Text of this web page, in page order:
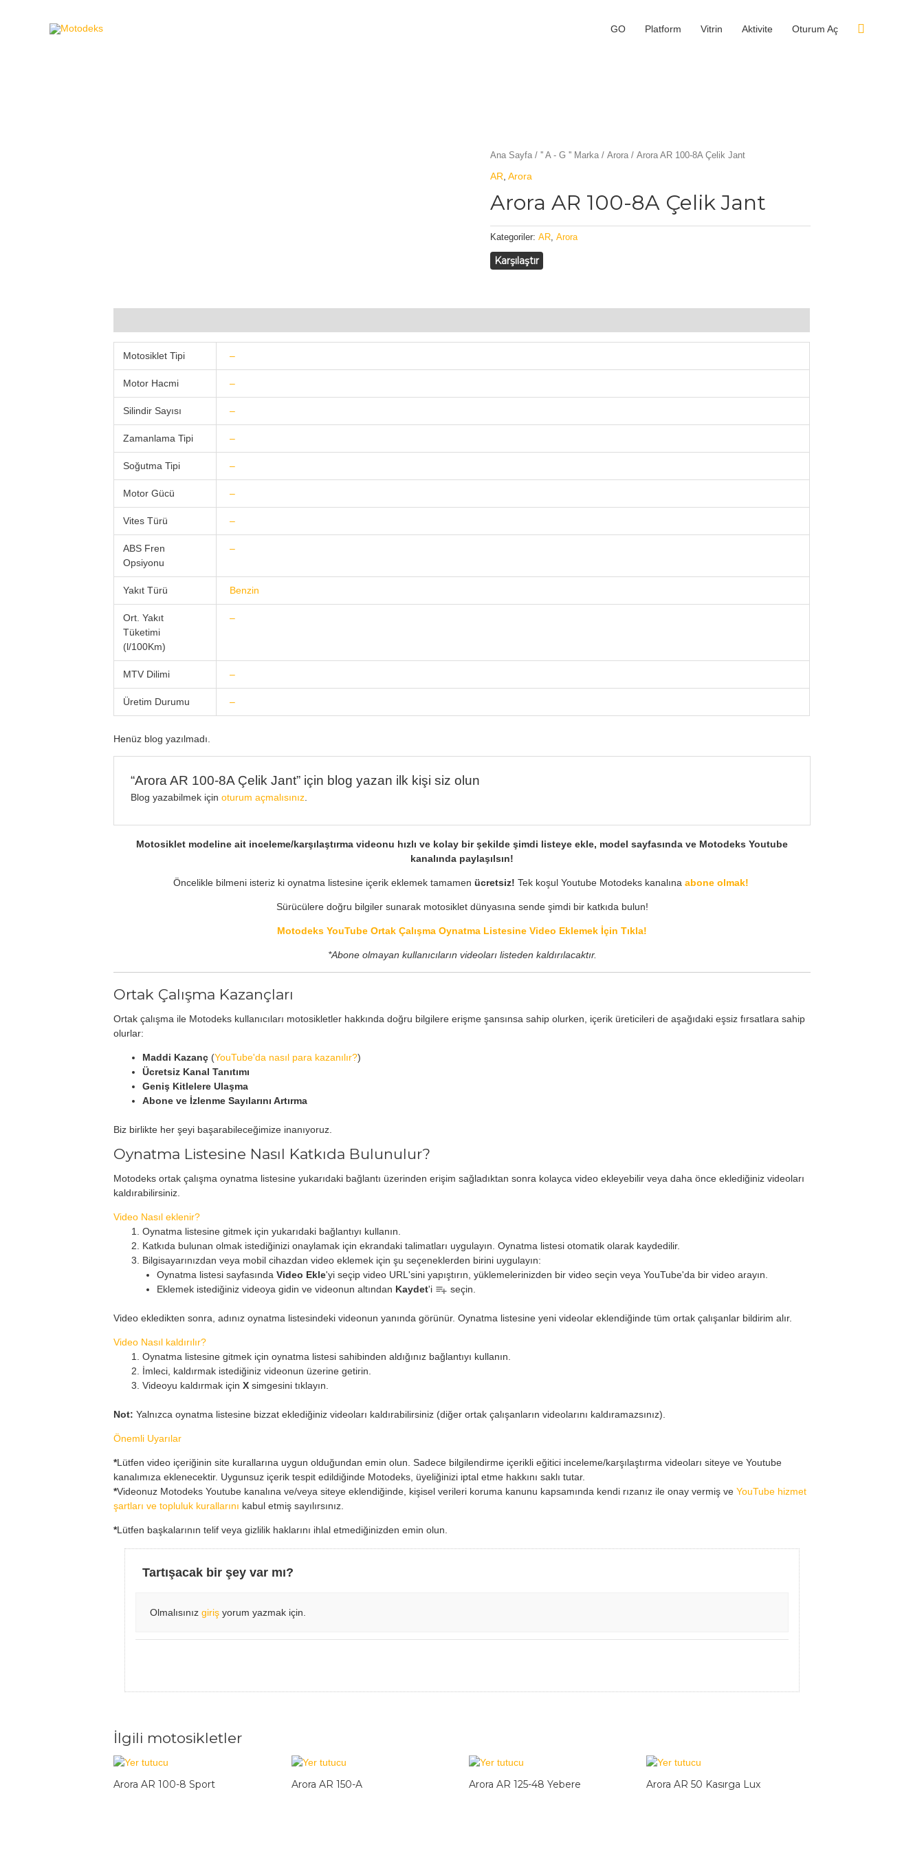
GO Platform Vitrin Aktivite Oturum Aç
Ana Sayfa/ '' A - G '' Marka/ Arora/ Arora AR 100-8A Çelik Jant
AR Arora
Arora AR 100-8A Çelik Jant
Kategoriler: AR, Arora
Karşılaştır
Motosiklet Tipi –
Motor Hacmi –
Silindir Sayısı –
Zamanlama Tipi –
Soğutma Tipi –
Motor Gücü –
Vites Türü –
ABS Fren
Opsiyonu
–
Yakıt Türü Benzin
Ort. Yakıt
Tüketimi
(l/100Km)
–
MTV Dilimi –
Üretim Durumu –
Henüz blog yazılmadı.
“Arora AR 100-8A Çelik Jant” için blog yazan ilk kişi siz olun
Blog yazabilmek için oturum açmalısınız.
Motosiklet modeline ait inceleme/karşılaştırma videonu hızlı ve kolay bir şekilde şimdi listeye ekle, model sayfasında ve Motodeks Youtube
kanalında paylaşılsın!
Öncelikle bilmeni isteriz ki oynatma listesine içerik eklemek tamamen ücretsiz! Tek koşul Youtube Motodeks kanalına abone olmak!
Sürücülere doğru bilgiler sunarak motosiklet dünyasına sende şimdi bir katkıda bulun!
Motodeks YouTube Ortak Çalışma Oynatma Listesine Video Eklemek İçin Tıkla!
*Abone olmayan kullanıcıların videoları listeden kaldırılacaktır.
Ortak Çalışma Kazançları
Ortak çalışma ile Motodeks kullanıcıları motosikletler hakkında doğru bilgilere erişme şansınsa sahip olurken, içerik üreticileri de aşağıdaki eşsiz fırsatlara sahip
olurlar:
Maddi Kazanç (YouTube'da nasıl para kazanılır?)
Ücretsiz Kanal Tanıtımı
Geniş Kitlelere Ulaşma
Abone ve İzlenme Sayılarını Artırma
Biz birlikte her şeyi başarabileceğimize inanıyoruz.
Oynatma Listesine Nasıl Katkıda Bulunulur?
Motodeks ortak çalışma oynatma listesine yukarıdaki bağlantı üzerinden erişim sağladıktan sonra kolayca video ekleyebilir veya daha önce eklediğiniz videoları
kaldırabilirsiniz.
Video Nasıl eklenir?
Oynatma listesine gitmek için yukarıdaki bağlantıyı kullanın.
Katkıda bulunan olmak istediğinizi onaylamak için ekrandaki talimatları uygulayın. Oynatma listesi otomatik olarak kaydedilir.
Bilgisayarınızdan veya mobil cihazdan video eklemek için şu seçeneklerden birini uygulayın:
Oynatma listesi sayfasındaVideo Ekle'yi seçip video URL'sini yapıştırın, yüklemelerinizden bir video seçin veya YouTube'da bir video arayın.
Eklemek istediğiniz videoya gidin ve videonun altından Kaydet'i seçin.
Video ekledikten sonra, adınız oynatma listesindeki videonun yanında görünür. Oynatma listesine yeni videolar eklendiğinde tüm ortak çalışanlar bildirim alır.
Video Nasıl kaldırılır?
Oynatma listesine gitmek için oynatma listesi sahibinden aldığınız bağlantıyı kullanın.
İmleci, kaldırmak istediğiniz videonun üzerine getirin.
Videoyu kaldırmak içinX simgesini tıklayın.
Not: Yalnızca oynatma listesine bizzat eklediğiniz videoları kaldırabilirsiniz (diğer ortak çalışanların videolarını kaldıramazsınız).
Önemli Uyarılar
*Lütfen video içeriğinin site kurallarına uygun olduğundan emin olun. Sadece bilgilendirme içerikli eğitici inceleme/karşılaştırma videoları siteye ve Youtube
kanalımıza eklenecektir. Uygunsuz içerik tespit edildiğinde Motodeks, üyeliğinizi iptal etme hakkını saklı tutar.
*Videonuz Motodeks Youtube kanalına ve/veya siteye eklendiğinde, kişisel verileri koruma kanunu kapsamında kendi rızanız ile onay vermiş veYouTube hizmet
şartları ve topluluk kurallarını kabul etmiş sayılırsınız.
*Lütfen başkalarının telif veya gizlilik haklarını ihlal etmediğinizden emin olun.
Tartışacak bir şey var mı?
Olmalısınız girişyorum yazmak için.
İlgili motosikletler
Arora AR 100-8 Sport Arora AR 150-A Arora AR 125-48 Yebere Arora AR 50 Kasırga Lux